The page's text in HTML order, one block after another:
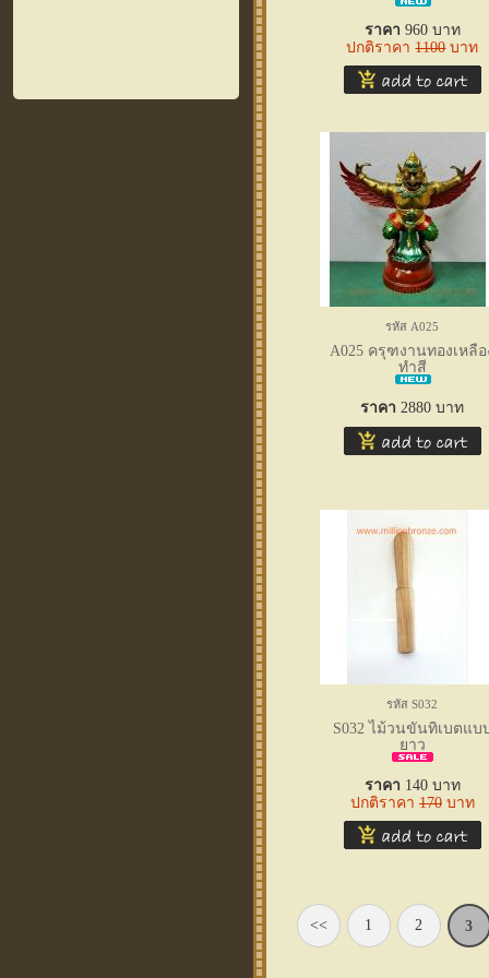
ราคา 960 บาท
ปกติราคา1100บาท
รหัส A025
A025 ครุฑงานทองเหลือ
ทำสี
ราคา 2880 บาท
รหัส S032
S032 ไม้วนขันทิเบตแบ
ยาว
ราคา 140 บาท
ปกติราคา 170 บาท
<< 1 2 3